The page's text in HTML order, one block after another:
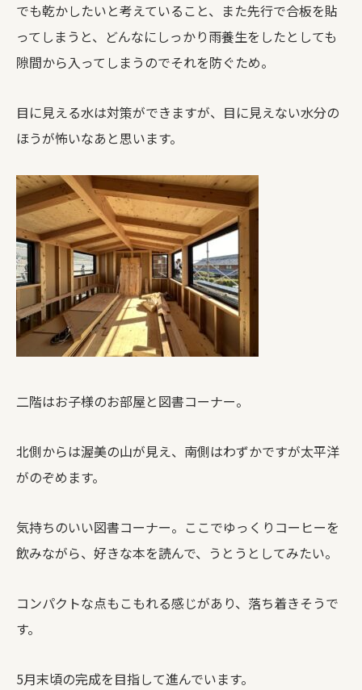
でも乾かしたいと考えていること、また先行で合板を貼
ってしまうと、どんなにしっかり雨養生をしたとしても
隙間から入ってしまうのでそれを防ぐため。
目に見える水は対策ができますが、目に見えない水分の
ほうが怖いなあと思います。
二階はお子様のお部屋と図書コーナー。
北側からは渥美の山が見え、南側はわずかですが太平洋
がのぞめます。
気持ちのいい図書コーナー。ここでゆっくりコーヒーを
飲みながら、好きな本を読んで、うとうとしてみたい。
コンパクトな点もこもれる感じがあり、落ち着きそうで
す。
5月末頃の完成を目指して進んでいます。